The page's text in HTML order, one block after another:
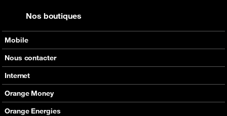
Mobile
Nos offres
Nos produits
Assistance
Nous contacter
Tous les contacts
En boutique
Internet
Nos offres
Nos produits
Orange Money
Carte Visa Orange Money
Orange Energies
Nos boutiques